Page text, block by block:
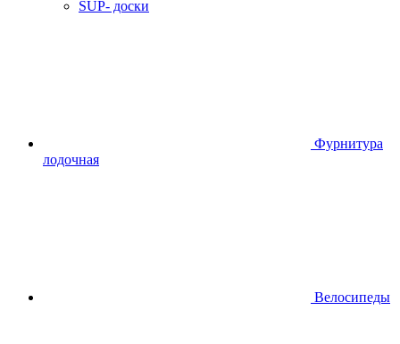
SUP- доски
Фурнитура
лодочная
Велосипеды